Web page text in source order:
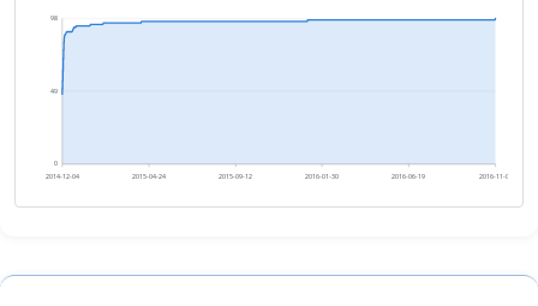
0
49
98
2014-12-04 2015-04-24 2015-09-12 2016-01-30 2016-06-19 2016-11-07